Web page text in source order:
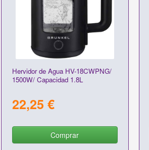
Hervidor de Agua HV-18CWPNG/
1500W/ Capacidad 1.8L
22,25 €
Comprar